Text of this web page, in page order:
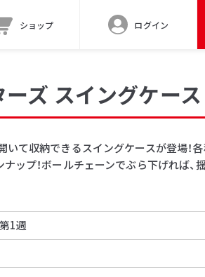
ショップ ログイン
ズ スイングケース
て収納できるスイングケースが登場！
ップ！ボールチェーンでぶら下げれば、
1週